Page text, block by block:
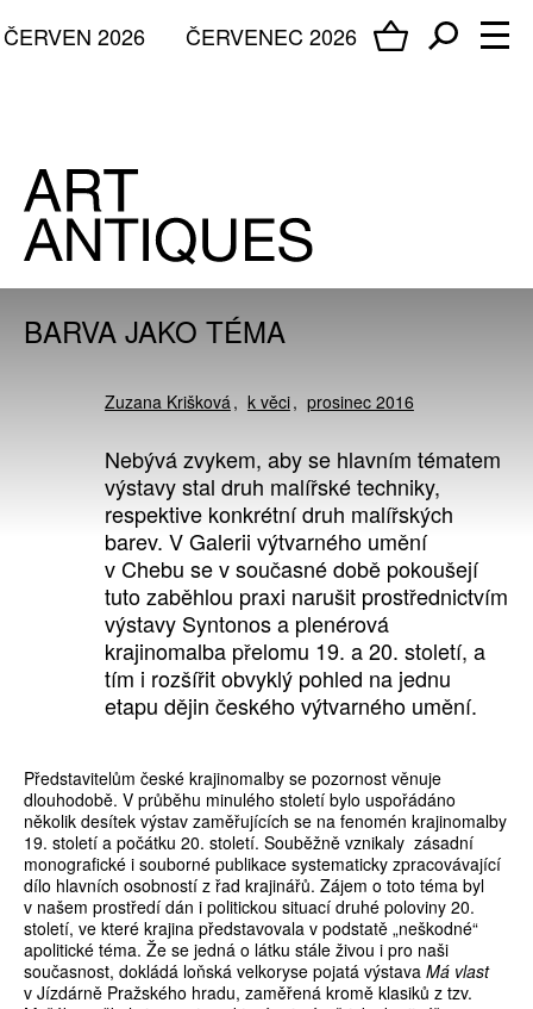
ČERVENEC 2026
ČERVEN 2026
BARVA JAKO TÉMA
Zuzana Krišková k věci prosinec 2016
Nebývá zvykem, aby se hlavním tématem
výstavy stal druh malířské techniky,
respektive konkrétní druh malířských
barev. V Galerii výtvarného umění
v Chebu se v současné době pokoušejí
tuto zaběhlou praxi narušit prostřednictvím
výstavy Syntonos a plenérová
krajinomalba přelomu 19. a 20. století, a
tím i rozšířit obvyklý pohled na jednu
etapu dějin českého výtvarného umění.
Představitelům české krajinomalby se pozornost věnuje
dlouhodobě. V průběhu minulého století bylo uspořádáno
několik desítek výstav zaměřujících se na fenomén krajinomalby
19. století a počátku 20. století. Souběžně vznikaly zásadní
monografické i souborné publikace systematicky zpracovávající
dílo hlavních osobností z řad krajinářů. Zájem o toto téma byl
v našem prostředí dán i politickou situací druhé poloviny 20.
století, ve které krajina představovala v podstatě „neškodné“
apolitické téma. Že se jedná o látku stále živou i pro naši
současnost, dokládá loňská velkoryse pojatá výstava Má vlast
v Jízdárně Pražského hradu, zaměřená kromě klasiků z tzv.